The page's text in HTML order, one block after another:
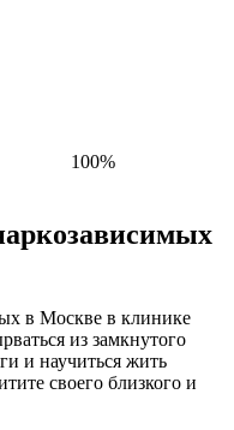
100%
в Москве в клинике
из замкнутого
и научиться жить
своего близкого и